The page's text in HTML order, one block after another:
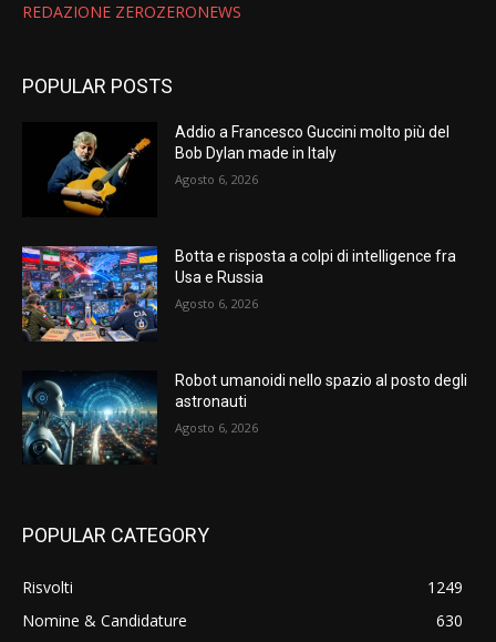
REDAZIONE ZEROZERONEWS
POPULAR POSTS
Addio a Francesco Guccini molto più del
Bob Dylan made in Italy
Agosto 6, 2026
Botta e risposta a colpi di intelligence fra
Usa e Russia
Agosto 6, 2026
Robot umanoidi nello spazio al posto degli
astronauti
Agosto 6, 2026
POPULAR CATEGORY
Risvolti
1249
Nomine & Candidature
630